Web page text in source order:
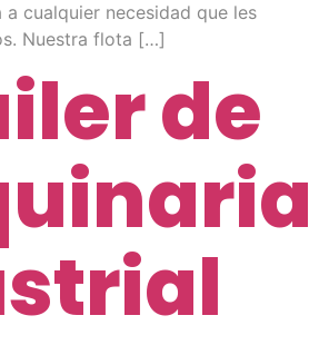
cualquier necesidad que les
Nuestra flota […]
de